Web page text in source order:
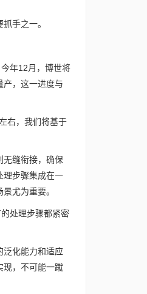
手之一。
年12月，博世将
产，这一进度与
右，我们将基于
无缝衔接，确保
理步骤集成在一
尤为重要。
处理步骤都紧密
泛化能力和适应
现，不可能一蹴